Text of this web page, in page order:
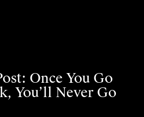
Once You Go
You’ll Never Go